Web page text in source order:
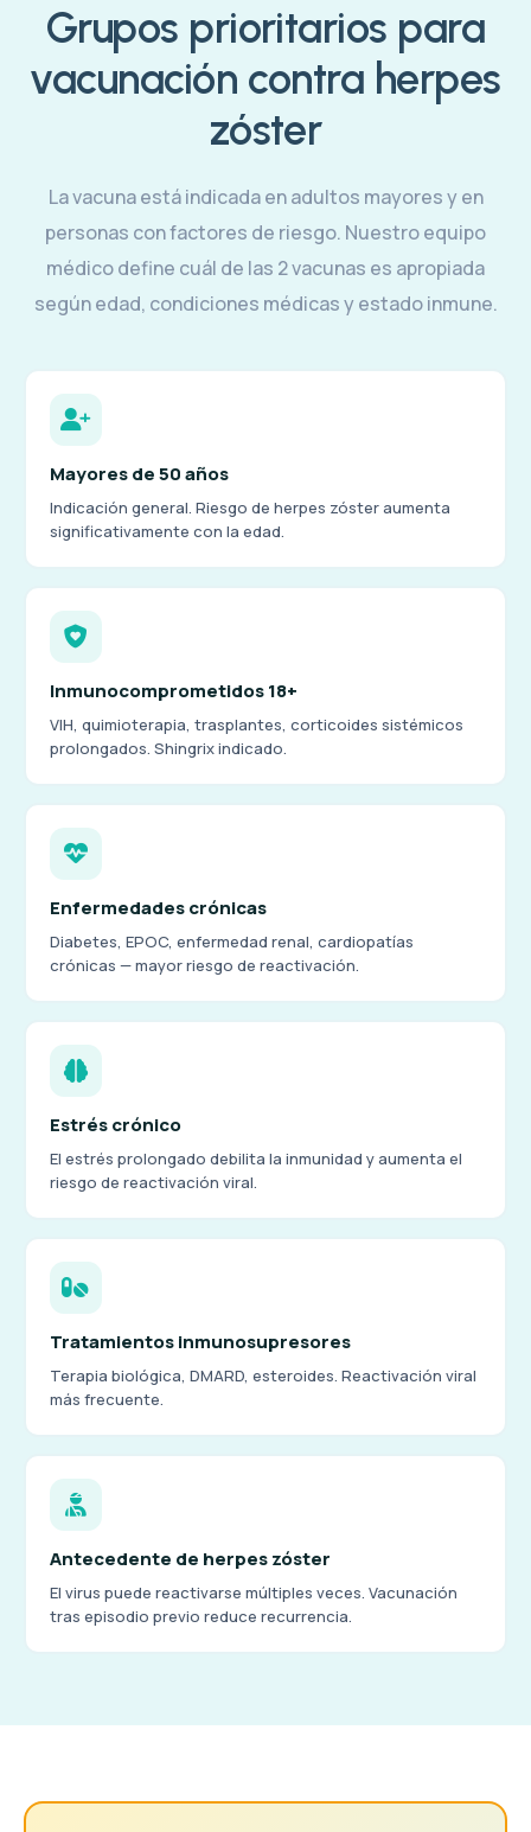
Grupos prioritarios para
vacunación contra herpes
zóster
La vacuna está indicada en adultos mayores y en
personas con factores de riesgo. Nuestro equipo
médico define cuál de las 2 vacunas es apropiada
según edad, condiciones médicas y estado inmune.
Mayores de 50 años
Indicación general. Riesgo de herpes zóster aumenta
significativamente con la edad.
Inmunocomprometidos 18+
VIH, quimioterapia, trasplantes, corticoides sistémicos
prolongados. Shingrix indicado.
Enfermedades crónicas
Diabetes, EPOC, enfermedad renal, cardiopatías
crónicas — mayor riesgo de reactivación.
Estrés crónico
El estrés prolongado debilita la inmunidad y aumenta el
riesgo de reactivación viral.
Tratamientos inmunosupresores
Terapia biológica, DMARD, esteroides. Reactivación viral
más frecuente.
Antecedente de herpes zóster
El virus puede reactivarse múltiples veces. Vacunación
tras episodio previo reduce recurrencia.